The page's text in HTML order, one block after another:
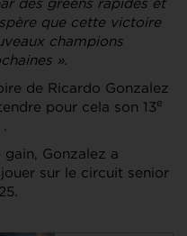
des greens rapides et
que cette victoire
champions
».
de Ricardo Gonzalez
pour cela son 13e
Gonzalez a
sur le circuit senior